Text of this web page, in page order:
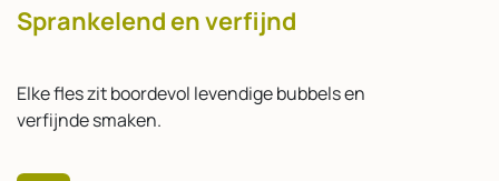
Sprankelend en verfijnd
Elke fles zit boordevol levendige bubbels en
verfijnde smaken.